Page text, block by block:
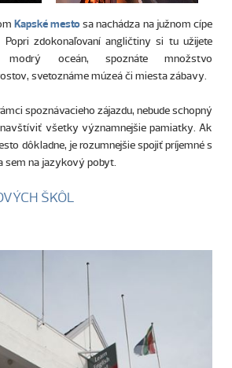
Kapské mestosa nachádza na južnom cípe
Popri zdokonaľovaní angličtiny si tu užijete
modrý oceán, spoznáte množstvo
svetoznáme múzeá či miesta zábavy.
spoznávacieho zájazdu, nebude schopný
všetky významnejšie pamiatky. Ak
dôkladne, je rozumnejšie spojiť príjemné s
sem na jazykový pobyt.
ŠKÔL